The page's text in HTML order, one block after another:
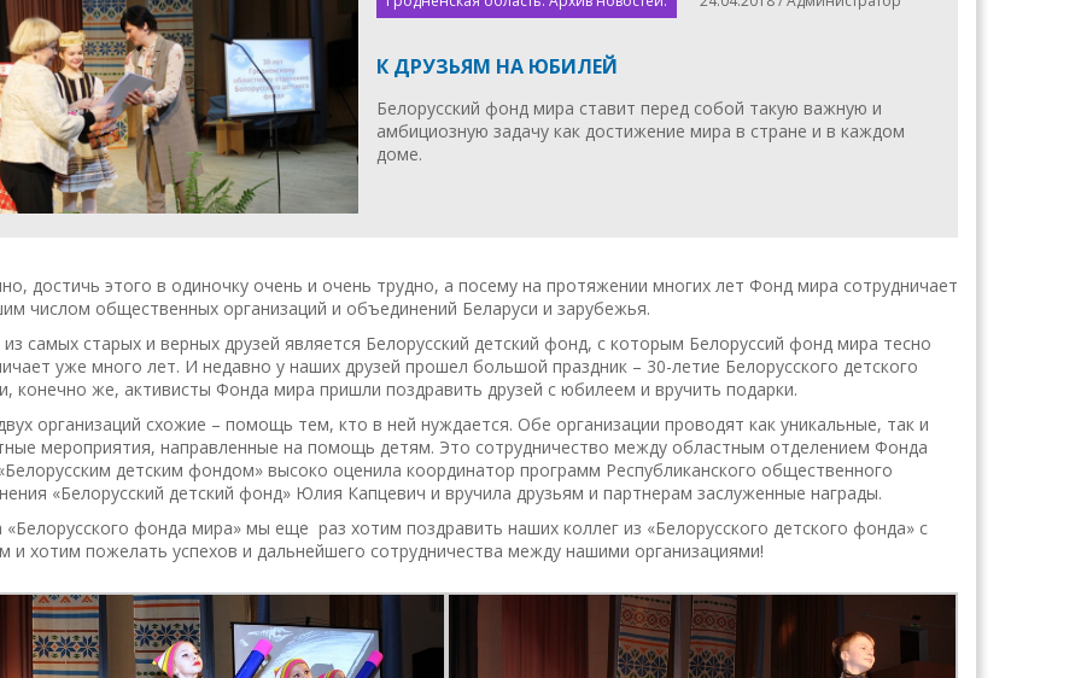
К ДРУЗЬЯМ НА ЮБИЛЕЙ
Белорусский фонд мира ставит перед собой такую важную и
амбициозную задачу как достижение мира в стране и в каждом
доме.
достичь этого в одиночку очень и очень трудно, а посему на протяжении многих лет Фонд мира сотрудничает
числом общественных организаций и объединений Беларуси и зарубежья.
самых старых и верных друзей является Белорусский детский фонд, с которым Белоруссий фонд мира тесно
уже много лет. И недавно у наших друзей прошел большой праздник – 30-летие Белорусского детского
конечно же, активисты Фонда мира пришли поздравить друзей с юбилеем и вручить подарки.
организаций схожие – помощь тем, кто в ней нуждается. Обе организации проводят как уникальные, так и
мероприятия, направленные на помощь детям. Это сотрудничество между областным отделением Фонда
детским фондом» высоко оценила координатор программ Республиканского общественного
«Белорусский детский фонд» Юлия Капцевич и вручила друзьям и партнерам заслуженные награды.
фонда мира» мы еще раз хотим поздравить наших коллег из «Белорусского детского фонда» с
и хотим пожелать успехов и дальнейшего сотрудничества между нашими организациями!